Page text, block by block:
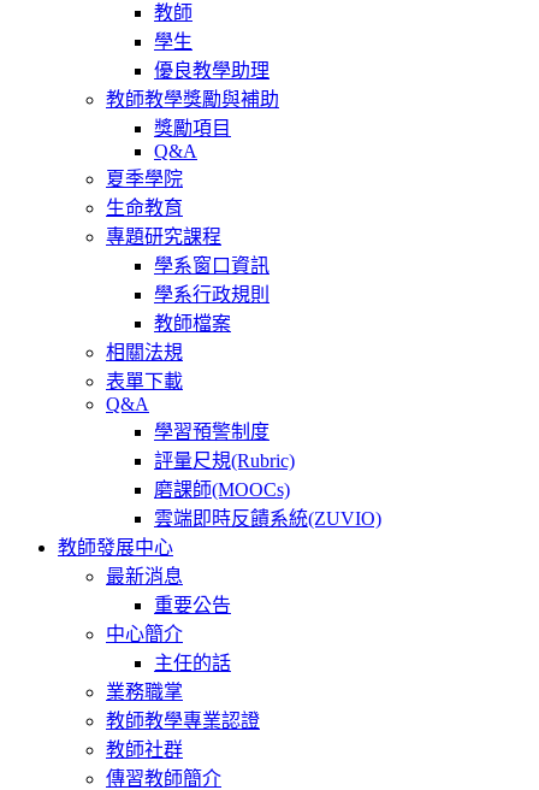
教師
學生
優良教學助理
教師教學獎勵與補助
獎勵項目
Q&A
夏季學院
生命教育
專題研究課程
學系窗口資訊
學系行政規則
教師檔案
相關法規
表單下載
Q&A
學習預警制度
評量尺規(Rubric)
磨課師(MOOCs)
雲端即時反饋系統(ZUVIO)
教師發展中心
最新消息
重要公告
中心簡介
主任的話
業務職掌
教師教學專業認證
教師社群
傳習教師簡介